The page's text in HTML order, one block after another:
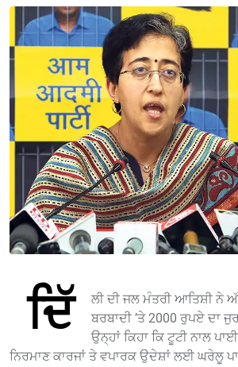
ਦਿੱ
ਲੀ ਦੀ ਜਲ ਮੰਤਰੀ ਆਤਿਸ਼ੀ ਨੇ
ਬਰਬਾਦੀ ’ਤੇ 2000 ਰੁਪਏ ਦਾ
ਉਨ੍ਹਾਂ ਕਿਹਾ ਕਿ ਟੂਟੀ ਨਾਲ
ਨਿਰਮਾਣ ਕਾਰਜਾਂ ਤੇ ਵਪਾਰਕ ਉਦੇਸ਼ਾਂ ਲਈ ਘਰੇਲੂ